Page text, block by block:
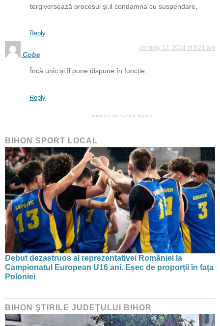
tergiversează procesul și.il condamna cu suspendare,
Reply
Cobe
January 12, 2024 at 8:21 am
Încă unic și îl pune dispune în funcție.
Reply
powered by Surfing Waves
BIHON SPORT LOCAL
Debut dezastruos al reprezentativei României la
Campionatul European U16 ani. Eșec de proporții în fața
Poloniei
BIHON ŞTIRILE JUDEŢULUI BIHOR